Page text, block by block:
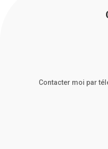
Contacter moi par